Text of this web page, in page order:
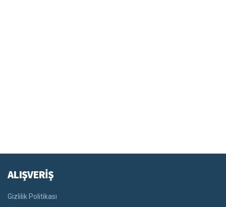
ALIŞVERİŞ
Gizlilik Politikası